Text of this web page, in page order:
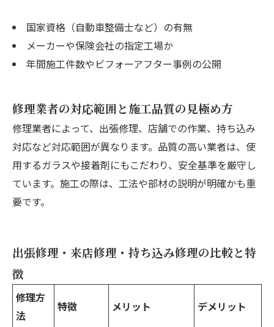
国家資格（自動車整備士など）の有無
メーカーや保険会社の指定工場か
年間施工件数やビフォーアフター事例の公開
修理業者の対応範囲と施工品質の見極め方
修理業者によって、出張修理、店舗での作業、持ち込み
対応など対応範囲が異なります。品質の高い業者は、使
用するガラスや接着剤にもこだわり、安全基準を厳守し
ています。施工の際は、工法や部材の説明が明確かも重
要です。
出張修理・来店修理・持ち込み修理の比較と特
徴
修理方
法
特徴 メリット デメリット